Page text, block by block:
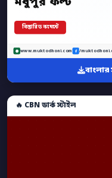
বিস্তারিত কমেন্টে
www.muktodhoni.com /
🔥 CBN ডার্ক স্টাইল